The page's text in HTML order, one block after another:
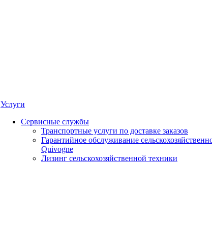
Услуги
Сервисные службы
Транспортные услуги по доставке заказов
Гарантийное обслуживание
Quivogne
Лизинг сельскохозяйственной техники